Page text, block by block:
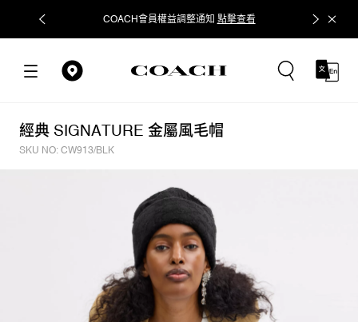
COACH會員權益調整通知 點擊查看 立即追蹤
經典 SIGNATURE 金屬風毛帽
SKU NO: CW913/BLK